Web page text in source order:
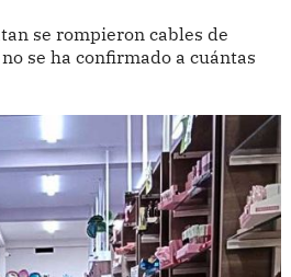
se rompieron cables de
se ha confirmado a cuántas